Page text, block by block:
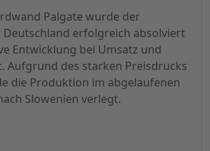
Palgate wurde der
erfolgreich absolviert
Entwicklung bei Umsatz und
Aufgrund des starken Preisdrucks
die Produktion im abgelaufenen
Slowenien verlegt.